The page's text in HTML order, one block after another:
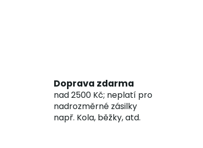
Doprava zdarma
nad 2500 Kč; neplatí pro
nadrozměrné zásilky
např. Kola, běžky, atd.